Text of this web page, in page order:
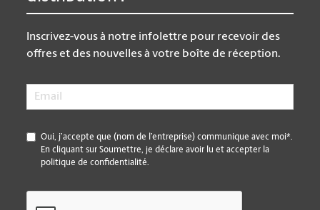
Inscrivez-vous à notre infolettre pour recevoir des
offres et des nouvelles à votre boîte de réception.
Email
*
Oui, j’accepte que (nom de l’entreprise) communique avec moi*.
En cliquant sur Soumettre, je déclare avoir lu et accepter la
politique de confidentialité.